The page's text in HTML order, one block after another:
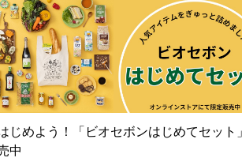
じめよう！「ビオセボンはじめてセット
中